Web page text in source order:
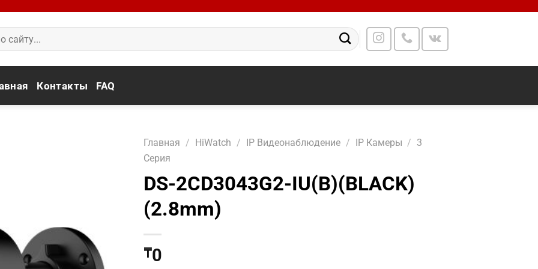
Контакты FAQ
Главная / HiWatch / IP Видеонаблюдение / IP Камеры / 3
Серия
DS-2CD3043G2-IU(B)(BLACK)
(2.8mm)
₸0